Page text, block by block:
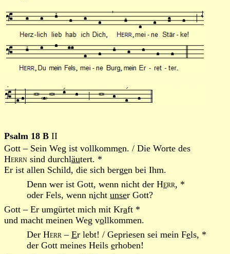
Psalm 18 B II
Gott – Sein Weg ist vollkommen. / Die Worte des
Herrn sind durchläutert. *
Er ist allen Schild, die sich bergen bei Ihm.
Denn wer ist Gott, wenn nicht der Herr, *
oder Fels, wenn nicht unser Gott?
Gott – Er umgürtet mich mit Kraft *
und macht meinen Weg vollkommen.
Der Herr – Er lebt! / Gepriesen sei mein Fels, *
der Gott meines Heils erhoben!